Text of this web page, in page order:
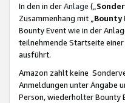
In den in derAnlage („
Zusammenhang mit „ Bounty
Bounty Event wie in der
teilnehmende Startseite
ausführt.
Amazon zahlt keine
Anmeldungen unter Angabe
Person, wiederholter Bounty